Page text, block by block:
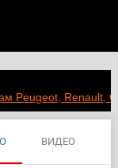
Peugeot, Renault,
ВИДЕО